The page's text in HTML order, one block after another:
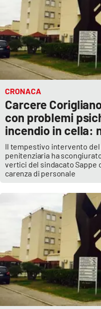
CRONACA
Carcere
con problemi
incendio in cella:
Il tempestivo intervento
penitenziaria ha
vertici del sindacato Sappe
carenza di personale